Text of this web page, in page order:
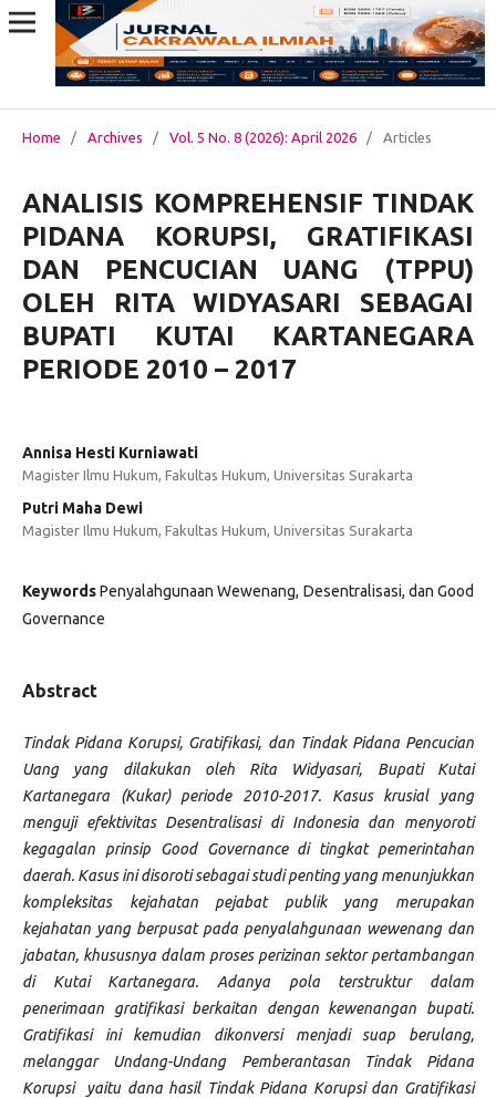
Home / Archives / Vol. 5 No. 8 (2026): April 2026 / Articles
ANALISIS KOMPREHENSIF TINDAK
PIDANA KORUPSI, GRATIFIKASI
DAN PENCUCIAN UANG (TPPU)
OLEH RITA WIDYASARI SEBAGAI
BUPATI KUTAI KARTANEGARA
PERIODE 2010 – 2017
Annisa Hesti Kurniawati
Magister Ilmu Hukum, Fakultas Hukum, Universitas Surakarta
Putri Maha Dewi
Magister Ilmu Hukum, Fakultas Hukum, Universitas Surakarta
Keywords Penyalahgunaan Wewenang, Desentralisasi, dan Good
Governance
Abstract
Tindak Pidana Korupsi, Gratifikasi, dan Tindak Pidana Pencucian
Uang yang dilakukan oleh Rita Widyasari, Bupati Kutai
Kartanegara (Kukar) periode 2010-2017. Kasus krusial yang
menguji efektivitas Desentralisasi di Indonesia dan menyoroti
kegagalan prinsip Good Governance di tingkat pemerintahan
daerah. Kasus ini disoroti sebagai studi penting yang menunjukkan
kompleksitas kejahatan pejabat publik yang merupakan
kejahatan yang berpusat pada penyalahgunaan wewenang dan
jabatan, khususnya dalam proses perizinan sektor pertambangan
di Kutai Kartanegara. Adanya pola terstruktur dalam
penerimaan gratifikasi berkaitan dengan kewenangan bupati.
Gratifikasi ini kemudian dikonversi menjadi suap berulang,
melanggar Undang-Undang Pemberantasan Tindak Pidana
Korupsi yaitu dana hasil Tindak Pidana Korupsi dan Gratifikasi